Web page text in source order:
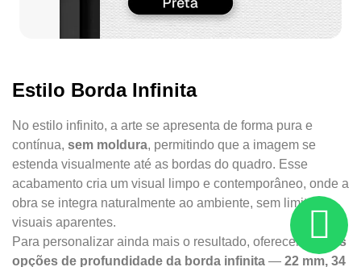
Estilo Borda Infinita
No estilo infinito, a arte se apresenta de forma pura e
contínua, sem moldura, permitindo que a imagem se
estenda visualmente até as bordas do quadro. Esse
acabamento cria um visual limpo e contemporâneo, onde a
obra se integra naturalmente ao ambiente, sem limites
visuais aparentes.
Para personalizar ainda mais o resultado, oferecemostrês
opções de profundidade da borda infinita — 22 mm, 34